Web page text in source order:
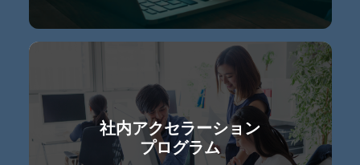
社内アクセラーション
プログラム